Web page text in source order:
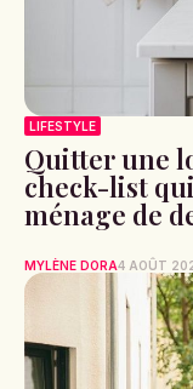
LIFESTYLE
Quitter une
check-list
ménage de
MYLÈNE DORA4 AOÛT